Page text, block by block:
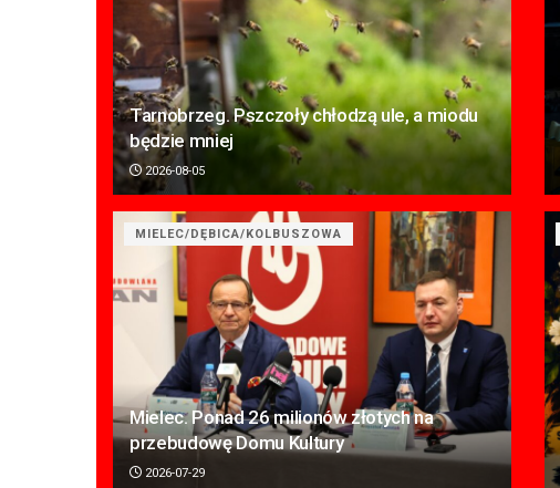
Tarnobrzeg. Pszczoły chłodzą ule, a miodu
będzie mniej
2026-08-05
MIELEC/DĘBICA/KOLBUSZOWA
Mielec. Ponad 26 milionów złotych na
przebudowę Domu Kultury
2026-07-29